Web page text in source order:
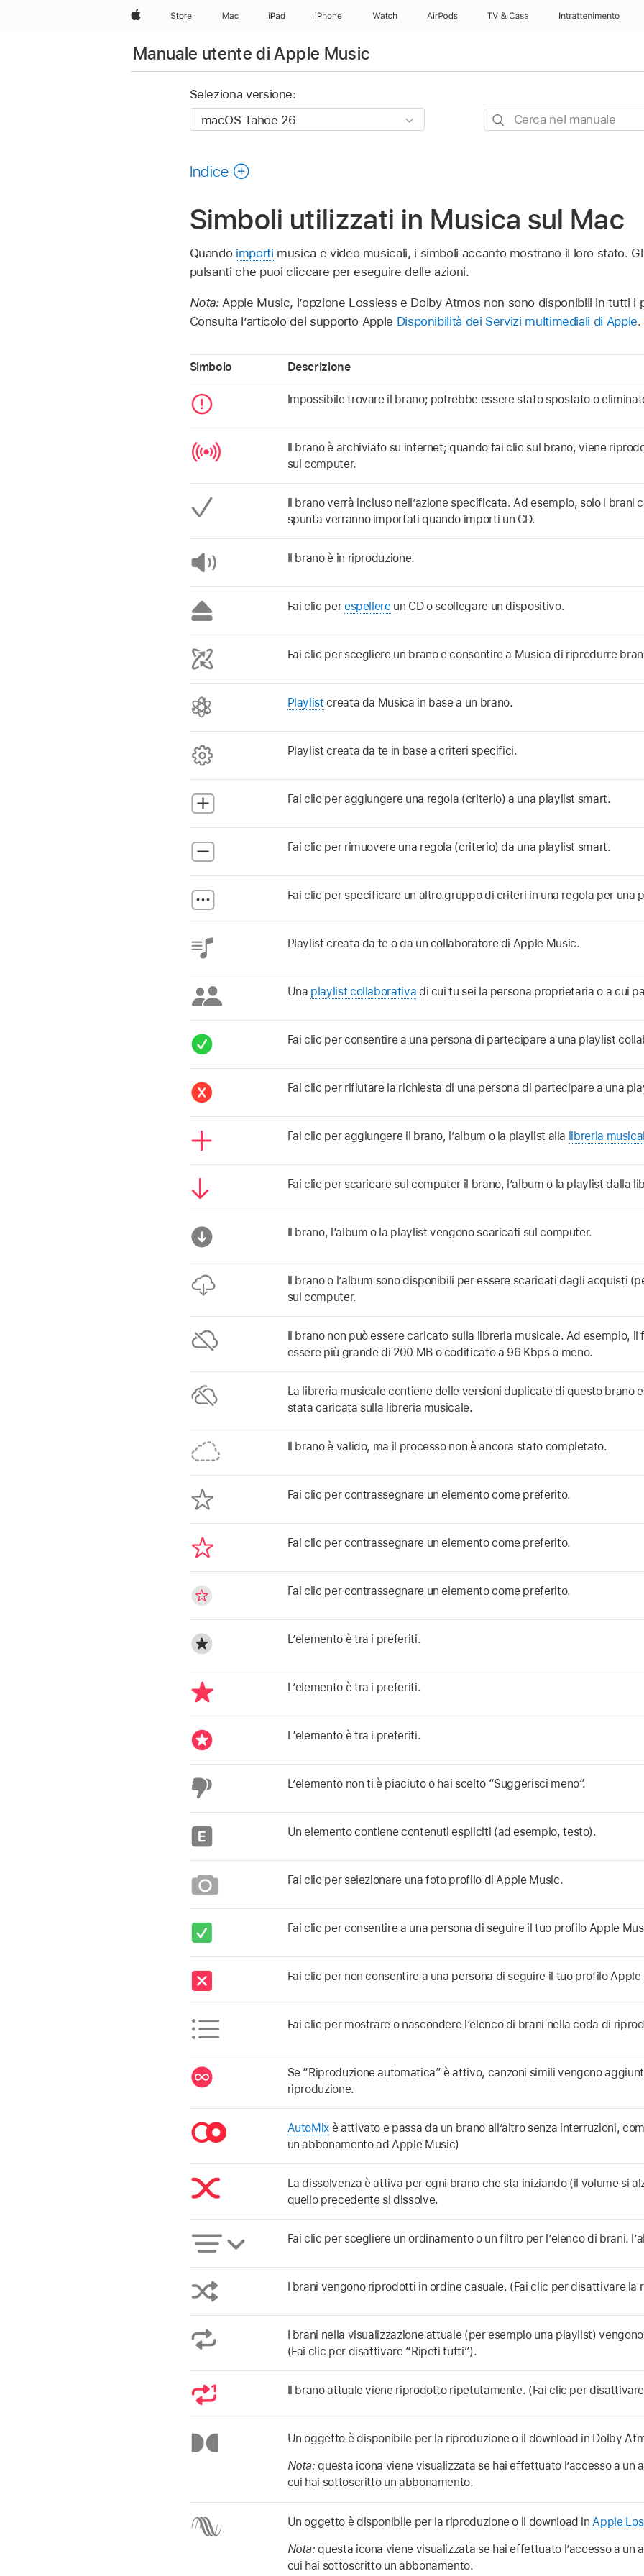
AppleStore Mac iPad iPhone Watch AirPods TV & Casa Intrattenimento
Manuale utente di Apple Music
Seleziona versione:
Cerca
Indice
Simboli utilizzati in Musica sul Mac
Quando importi musica e video musicali, i simboli accanto mostrano il loro stato.
pulsanti che puoi cliccare per eseguire delle azioni.
Nota:Apple Music, l’opzione Lossless e Dolby Atmos non sono disponibili in tutti i
Consulta l’articolo del supporto Apple Disponibilità dei Servizi multimediali di Apple.
Simbolo Descrizione
Impossibile trovare il brano; potrebbe essere stato spostato o
Il brano è archiviato su internet; quando fai clic sul brano, viene
sul computer.
Il brano verrà incluso nell’azione specificata. Ad esempio, solo i brani
spunta verranno importati quando importi un CD.
Il brano è in riproduzione.
Fai clic perespellereun CD o scollegare un dispositivo.
Fai clic per scegliere un brano e consentire a Musica di riprodurre
Playlist creata da Musica in base a un brano.
Playlist creata da te in base a criteri specifici.
Fai clic per aggiungere una regola (criterio) a una playlist smart.
Fai clic per rimuovere una regola (criterio) da una playlist smart.
Fai clic per specificare un altro gruppo di criteri in una regola per una
Playlist creata da te o da un collaboratore di Apple Music.
Una playlist collaborativa di cui tu sei la persona proprietaria o a cui
Fai clic per consentire a una persona di partecipare a una playlist
Fai clic per rifiutare la richiesta di una persona di partecipare a una
Fai clic per aggiungere il brano, l’album o la playlist alla libreria
Fai clic per scaricare sul computer il brano, l’album o la playlist dalla
Il brano, l’album o la playlist vengono scaricati sul computer.
Il brano o l’album sono disponibili per essere scaricati dagli acquisti
sul computer.
Il brano non può essere caricato sulla libreria musicale. Ad esempio,
essere più grande di 200 MB o codificato a 96 Kbps o meno.
La libreria musicale contiene delle versioni duplicate di questo brano e
stata caricata sulla libreria musicale.
Il brano è valido, ma il processo non è ancora stato completato.
Fai clic per contrassegnare un elemento come preferito.
Fai clic per contrassegnare un elemento come preferito.
Fai clic per contrassegnare un elemento come preferito.
L’elemento è tra i preferiti.
L’elemento è tra i preferiti.
L’elemento è tra i preferiti.
L’elemento non ti è piaciuto o hai scelto “Suggerisci meno”.
Un elemento contiene contenuti espliciti (ad esempio, testo).
Fai clic per selezionare una foto profilo di Apple Music.
Fai clic per consentire a una persona di seguire il tuo profilo Apple
Fai clic per non consentire a una persona di seguire il tuo profilo
Fai clic per mostrare o nascondere l’elenco di brani nella coda di
Se “Riproduzione automatica” è attivo, canzoni simili vengono
riproduzione.
AutoMix è attivato e passa da un brano all’altro senza interruzioni,
un abbonamento ad Apple Music)
La dissolvenza è attiva per ogni brano che sta iniziando (il volume si
quello precedente si dissolve.
Fai clic per scegliere un ordinamento o un filtro per l’elenco di brani.
I brani vengono riprodotti in ordine casuale. (Fai clic per disattivare la
I brani nella visualizzazione attuale (per esempio una playlist)
(Fai clic per disattivare “Ripeti tutti”).
Il brano attuale viene riprodotto ripetutamente. (Fai clic per
Un oggetto è disponibile per la riproduzione o il download in Dolby
Nota:questa icona viene visualizzata se hai effettuato l’accesso a un
cui hai sottoscritto un abbonamento.
Un oggetto è disponibile per la riproduzione o il download in Apple
Nota:questa icona viene visualizzata se hai effettuato l’accesso a un
cui hai sottoscritto un abbonamento.